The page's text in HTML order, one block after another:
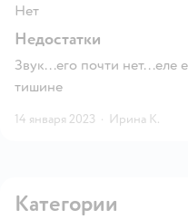
Нет
Недостатки
Звук...его почти нет...еле
тишине
14 января 2023 · Ирина К.
Категории